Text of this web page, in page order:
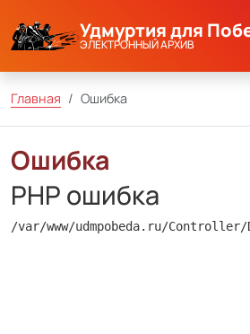
Удмуртия для
ЭЛЕКТРОННЫЙ АРХИВ
Главная Ошибка
Ошибка
PHP ошибка
/var/www/udmpobeda.ru/